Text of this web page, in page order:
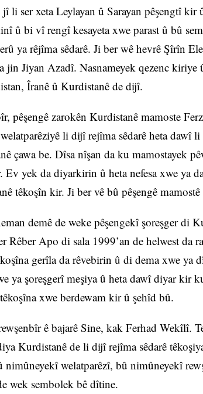
li ser xeta Leylayan û Sarayan pêşengtî kir
û bi vî rengî kesayeta xwe parast û bû
ya rêjîma sêdarê. Ji ber wê hevrê Şîrîn
jin Jiyan Azadî. Nasnameyek qezenc
Îranê û Kurdistanê de dijî.
pêşengê zarokên Kurdistanê mamoste
li dijî rejîma sêdarê heta dawî
çawa be. Dîsa nîşan da ku mamostayek
Ev yek da diyarkirin û heta nefesa xwe ya
têkoşîn kir. Ji ber vê bû pêşengê
demê de weke pêşengekî şoreşger di
Rêber Apo di sala 1999’an de helwest da
gerîla da rêvebirin û di dema xwe ya
ya şoreşgerî meşiya û heta dawî diyar kir
xwe berdewam kir û şehîd bû.
ê bajarê Sine, kak Ferhad Wekîlî.
Kurdistanê de li dijî rejîma sêdarê
welatparêzî, bû nimûneyekî
wek sembolek bê dîtine.